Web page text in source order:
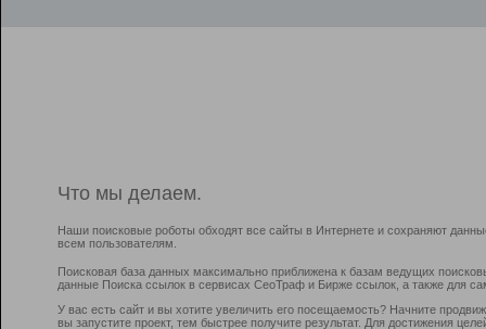
Что мы делаем.
Наши поисковые роботы обходят все сайты в Интернете и сохраняют
всем пользователям.
Поисковая база данных максимально приближена к базам ведущих
данные Поиска ссылок в сервисах СеоТраф и Бирже ссылок, а также для
У вас есть сайт и вы хотите увеличить его посещаемость? Начните
вы запустите проект, тем быстрее получите результат. Для достижения